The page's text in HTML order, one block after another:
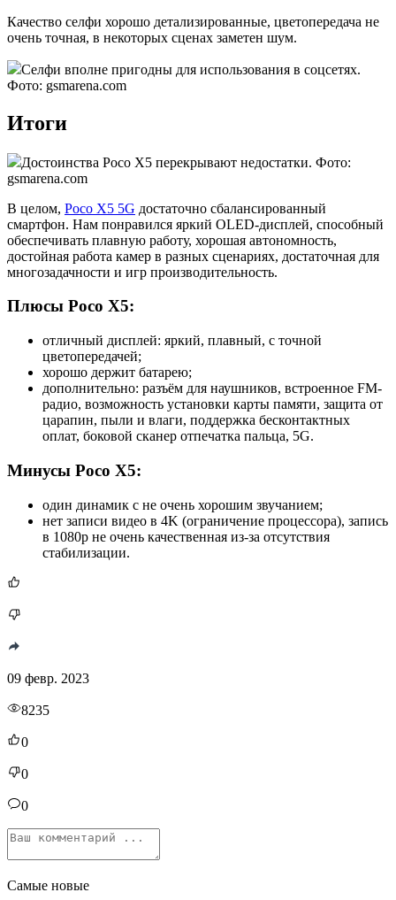
Качество селфи хорошо детализированные, цветопередача не
очень точная, в некоторых сценах заметен шум.
Селфи вполне пригодны для использования в соцсетях.
Фото: gsmarena.com
Итоги
Достоинства Poco X5 перекрывают недостатки. Фото:
gsmarena.com
В целом, Poco X5 5G достаточно сбалансированный
смартфон. Нам понравился яркий OLED-дисплей, способный
обеспечивать плавную работу, хорошая автономность,
достойная работа камер в разных сценариях, достаточная для
многозадачности и игр производительность.
Плюсы Poco X5:
отличный дисплей: яркий, плавный, с точной
цветопередачей;
хорошо держит батарею;
дополнительно: разъём для наушников, встроенное FM-
радио, возможность установки карты памяти, защита от
царапин, пыли и влаги, поддержка бесконтактных
оплат, боковой сканер отпечатка пальца, 5G.
Минусы Poco X5:
один динамик с не очень хорошим звучанием;
нет записи видео в 4K (ограничение процессора), запись
в 1080p не очень качественная из-за отсутствия
стабилизации.
09 февр. 2023
8235
0
0
0
Самые новые